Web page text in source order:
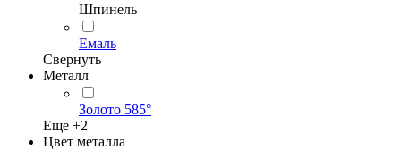
Шпинель
Емаль
Свернуть
Металл
Золото 585°
Еще +2
Цвет металла